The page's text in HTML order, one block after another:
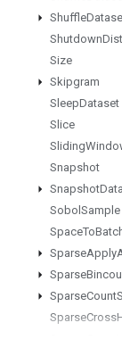
Shuffle
Shutdown
Size
Skipgram
SleepDataset
Slice
Sliding
Snapshot
Snapshot
Sobol Sample
SpaceTo
SparseApply
Sparse
SparseCount
SparseCross
Rester connecté
Forum
Twitter
YouTube